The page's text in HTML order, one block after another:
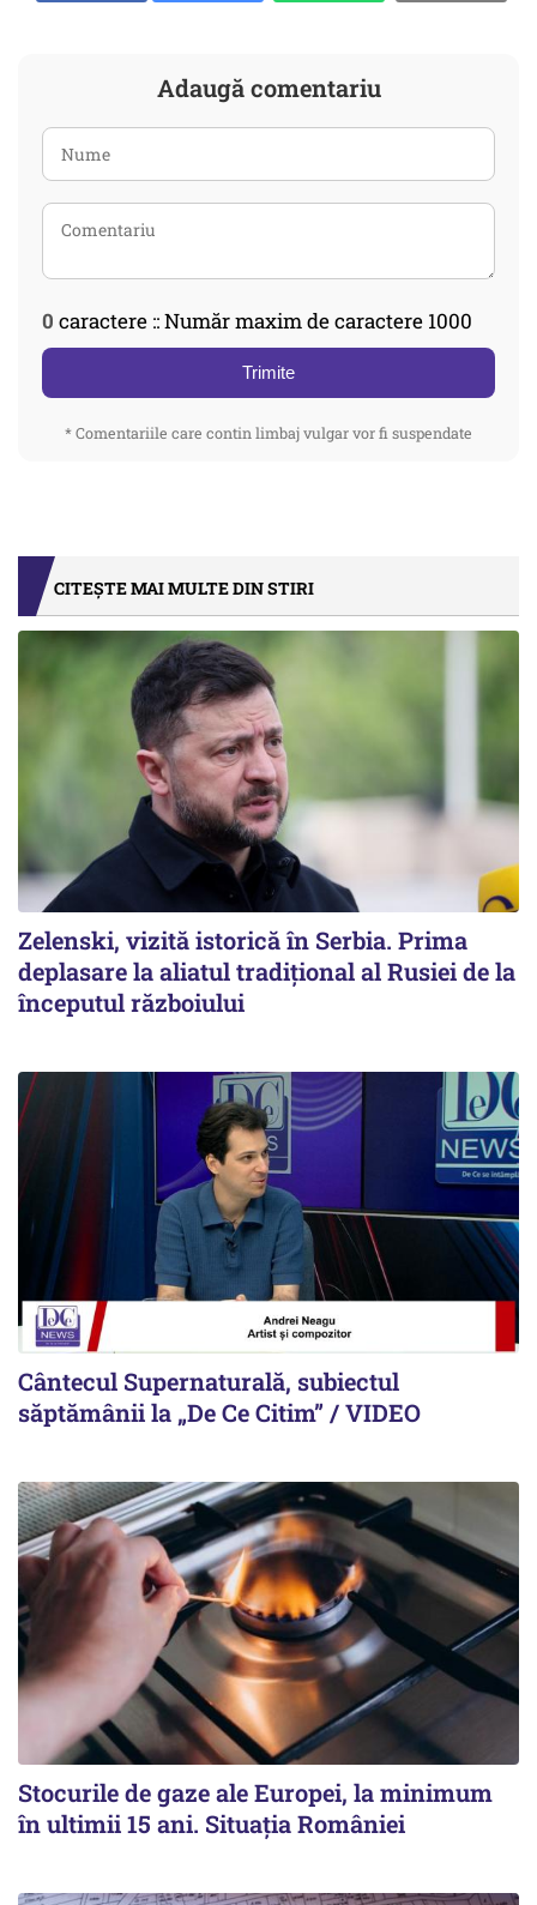
Adaugă comentariu
0 caractere :: Număr maxim de caractere 1000
Trimite
* Comentariile care contin limbaj vulgar vor fi suspendate
CITEȘTE MAI MULTE DIN STIRI
Zelenski, vizită istorică în Serbia. Prima
deplasare la aliatul tradițional al Rusiei de la
începutul războiului
Cântecul Supernaturală, subiectul
săptămânii la „De Ce Citim” / VIDEO
Stocurile de gaze ale Europei, la minimum
în ultimii 15 ani. Situația României